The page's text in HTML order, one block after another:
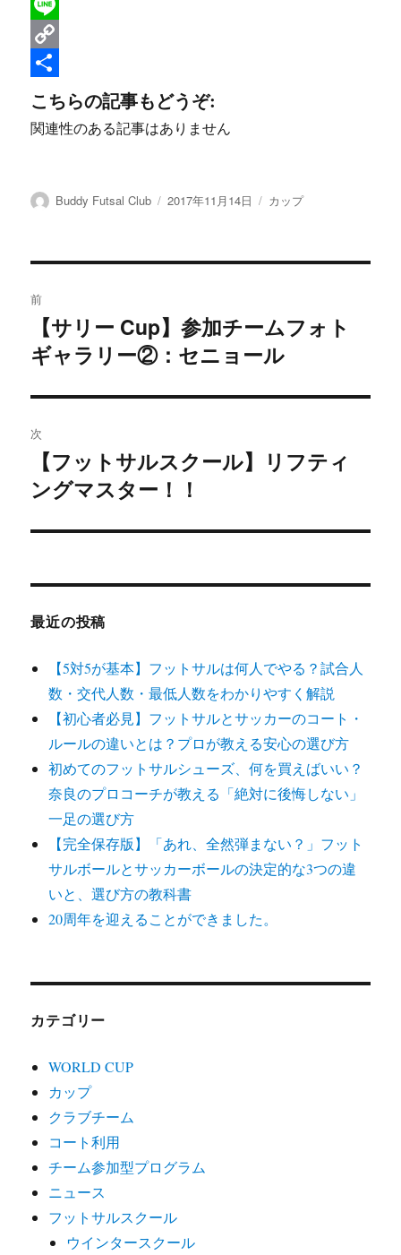
a
c
e
b
o
T
w
t
t
L
n
e
C
o
p
i
k
共
有
こちらの記事もどうぞ:
関連性のある記事はありません
投
Buddy Futsal Club
投
2017年11月14日
カ
カップ
稿
ナ
ビ
ゲ
ー
シ
ン
前
の
稿:
【サリー Cup】参加チームフォト
ギャラリー②：セニョール
次
の
稿:
【フットサルスクール】リフティ
ングマスター！！
最近の投稿
【5対5が基本】フットサルは何人でやる？試合人
数・交代人数・最低人数をわかりやすく解説
【初心者必見】フットサルとサッカーのコート・
ルールの違いとは？プロが教える安心の選び方
初めてのフットサルシューズ、何を買えばいい？
奈良のプロコーチが教える「絶対に後悔しない」
一足の選び方
【完全保存版】「あれ、全然弾まない？」フット
サルボールとサッカーボールの決定的な3つの違
いと、選び方の教科書
20周年を迎えることができました。
カテゴリー
WORLD CUP
カップ
クラブチーム
コート利用
チーム参加型プログラム
ニュース
フットサルスクール
ウインタースクール